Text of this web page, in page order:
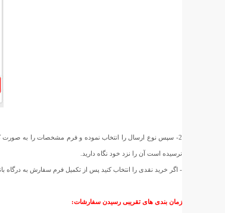
2- سپس نوع ارسال را انتخاب نموده و فرم مشخصات را به
نرسیده است آن را نزد خود نگاه دارید.
- اگر خرید نقدی را انتخاب کنید پس از تکمیل فرم سفارش به
زمان بندی های تقریبی رسیدن سفارشات: